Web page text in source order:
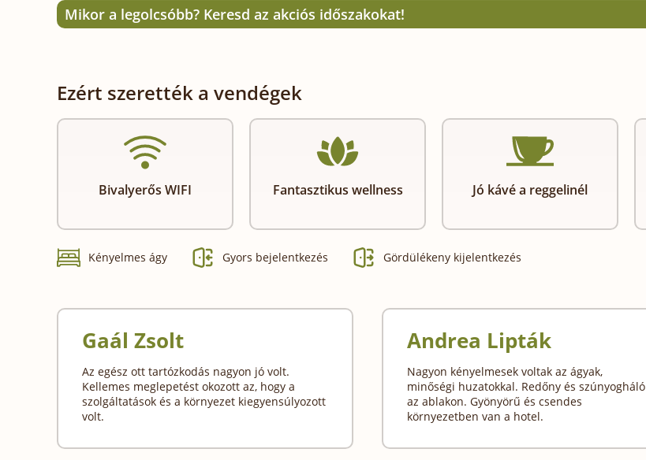
Mikor a legolcsóbb? Keresd az akciós időszakokat!
Ezért szerették a vendégek
Bivalyerős WIFI Fantasztikus wellness Jó kávé a reggelinél
Kényelmes ágy Gyors bejelentkezés Gördülékeny kijelentkezés
Gaál Zsolt
Az egész ott tartózkodás nagyon jó volt.
Kellemes meglepetést okozott az, hogy a
szolgáltatások és a környezet kiegyensúlyozott
volt.
Andrea Lipták
Nagyon kényelmesek voltak az ágyak,
minőségi huzatokkal. Redőny és szúnyogháló
az ablakon. Gyönyörű és csendes
környezetben van a hotel.